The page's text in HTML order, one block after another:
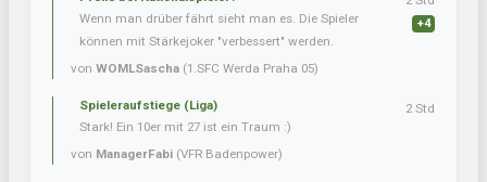
Wenn man drüber fährt sieht man es. Die Spieler
können mit Stärkejoker "verbessert" werden.
von WOMLSascha (1.SFC Werda Praha 05)
+4
Spieleraufstiege (Liga)
Stark! Ein 10er mit 27 ist ein Traum :)
von ManagerFabi (VFR Badenpower)
2 Std